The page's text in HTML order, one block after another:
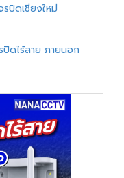
ปิดเชียงใหม่
ดไร้สาย ภายนอก